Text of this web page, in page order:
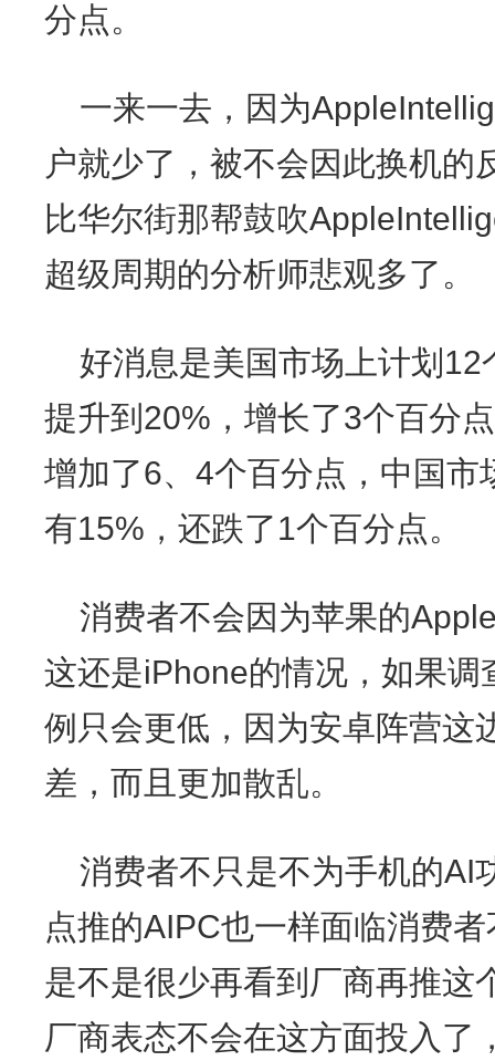
分点。
一来一去，因为
户就少了，被不会因此换机的
比华尔街那帮鼓吹
超级周期的分析师悲观多了。
好消息是美国市场上计划
提升到20%，增长了3个百分
增加了6、4个百分点，中国市
有15%，还跌了1个百分点。
消费者不会因为苹果的
这还是iPhone的情况，如果
例只会更低，因为安卓阵营这
差，而且更加散乱。
消费者不只是不为手机的AI
点推的AIPC也一样面临消费
是不是很少再看到厂商再推这
厂商表态不会在这方面投入了